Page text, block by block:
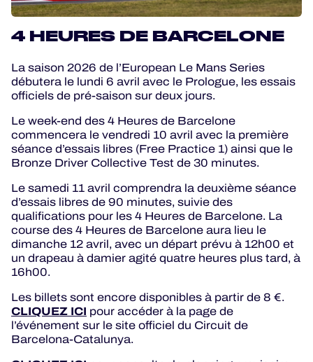
4 HEURES DE BARCELONE
La saison 2026 de l’European Le Mans Series
débutera le lundi 6 avril avec le Prologue, les essais
officiels de pré-saison sur deux jours.
Le week-end des 4 Heures de Barcelone
commencera le vendredi 10 avril avec la première
séance d’essais libres (Free Practice 1) ainsi que le
Bronze Driver Collective Test de 30 minutes.
Le samedi 11 avril comprendra la deuxième séance
d’essais libres de 90 minutes, suivie des
qualifications pour les 4 Heures de Barcelone. La
course des 4 Heures de Barcelone aura lieu le
dimanche 12 avril, avec un départ prévu à 12h00 et
un drapeau à damier agité quatre heures plus tard, à
16h00.
Les billets sont encore disponibles à partir de 8 €.
CLIQUEZ ICI pour accéder à la page de
l’événement sur le site officiel du Circuit de
Barcelona-Catalunya.